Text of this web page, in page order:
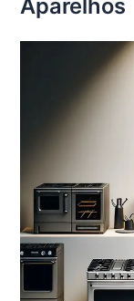
Aparelhos